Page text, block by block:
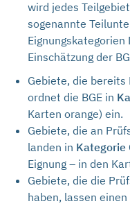
wird jedes
sogenannte
Eignungskategorien
Einschätzung der
Gebiete, die
ordnet die BGE in
Karten orange) ein.
Gebiete, die an
landen in Kategorie
Eignung – in den
Gebiete, die die
haben, lassen